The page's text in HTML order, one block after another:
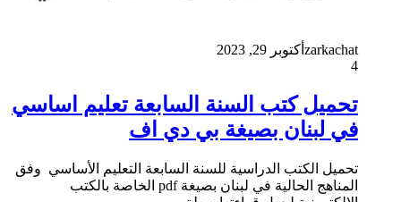
zarkachat أكتوبر 29, 2023
4
تحميل كتب السنة السابعة تعليم اساسي
في لبنان بصيغة بي دي اف
تحميل الكتب الدراسية للسنة السابعة التعليم الأساسي وفق
المناهج الحالية في لبنان بصيغة pdf الخاصة بالكتب